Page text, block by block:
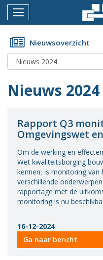
Menu
Home
Nieuws
Documenten
Dossiers
Fotoalbums
Opleidingen
Over
BWT
Vacatures
Nieuwsoverzicht
Nieuws 2024
Rapport Q3
Omgevingswet
Om de werking en
Wet kwaliteitsborging
kennen, is monitoring van
verschillende
rapportage met de
monitoring is nu
16-12-2024
Ga naar bericht